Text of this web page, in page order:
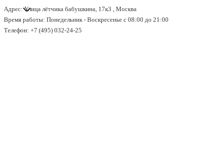
↓
Перейти
Адрес: Улица лётчика бабушкина, 17к3 , Москва
Время работы: Понедельник - Воскресенье с 08:00 до 21:00
Телефон: +7 (495) 032-24-25